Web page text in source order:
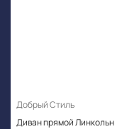
Добрый Стиль
Диван прямой Линкольн